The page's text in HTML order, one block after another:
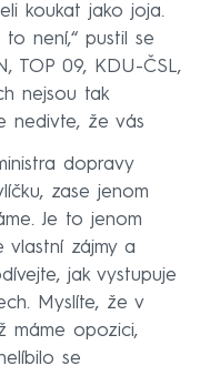
koukat jako joja.
není,“ pustil se
TOP 09, KDU-ČSL,
nejsou tak
nedivte, že vás
dopravy
zase jenom
Je to jenom
vlastní zájmy a
jak vystupuje
Myslíte, že v
máme opozici,
se